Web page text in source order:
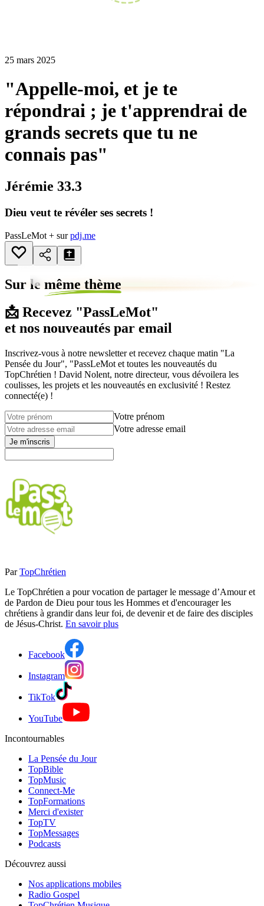
25 mars 2025
"Appelle-moi, et je te
répondrai ; je t'apprendrai de
grands secrets que tu ne
connais pas"
Jérémie 33.3
Dieu veut te révéler ses secrets !
PassLeMot + surpdj.me
Sur le même thème
📩 Recevez "PassLeMot"
et nos nouveautés par email
Inscrivez-vous à notre newsletter et recevez chaque matin "La
Pensée du Jour", "PassLeMot et toutes les nouveautés du
TopChrétien ! David Nolent, notre directeur, vous dévoilera les
coulisses, les projets et les nouveautés en exclusivité ! Restez
connecté(e) !
Votre prénom
Votre adresse email
Je m'inscris
Par TopChrétien
Le TopChrétien a pour vocation de partager le message d’Amour et
de Pardon de Dieu pour tous les Hommes et d'encourager les
chrétiens à grandir dans leur foi, de devenir et de faire des disciples
de Jésus-Christ. En savoir plus
Facebook
Instagram
TikTok
YouTube
Incontournables
La Pensée du Jour
TopBible
TopMusic
Connect-Me
TopFormations
Merci d'exister
TopTV
TopMessages
Podcasts
Découvrez aussi
Nos applications mobiles
Radio Gospel